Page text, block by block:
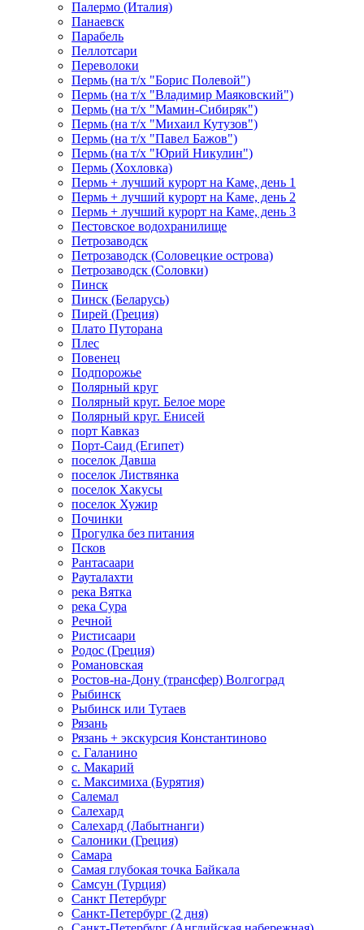
Палермо (Италия)
Панаевск
Парабель
Пеллотсари
Переволоки
Пермь (на т/х "Борис Полевой")
Пермь (на т/х "Владимир Маяковский")
Пермь (на т/х "Мамин-Сибиряк")
Пермь (на т/х "Михаил Кутузов")
Пермь (на т/х "Павел Бажов")
Пермь (на т/х "Юрий Никулин")
Пермь (Хохловка)
Пермь + лучший курорт на Каме, день 1
Пермь + лучший курорт на Каме, день 2
Пермь + лучший курорт на Каме, день 3
Пестовское водохранилище
Петрозаводск
Петрозаводск (Соловецкие острова)
Петрозаводск (Соловки)
Пинск
Пинск (Беларусь)
Пирей (Греция)
Плато Путорана
Плес
Повенец
Подпорожье
Полярный круг
Полярный круг. Белое море
Полярный круг. Енисей
порт Кавказ
Порт-Саид (Египет)
поселок Давша
поселок Листвянка
поселок Хакусы
поселок Хужир
Починки
Прогулка без питания
Псков
Рантасаари
Рауталахти
река Вятка
река Сура
Речной
Ристисаари
Родос (Греция)
Романовская
Ростов-на-Дону (трансфер) Волгоград
Рыбинск
Рыбинск или Тутаев
Рязань
Рязань + экскурсия Константиново
с. Галанино
с. Макарий
с. Максимиха (Бурятия)
Салемал
Салехард
Салехард (Лабытнанги)
Салоники (Греция)
Самара
Самая глубокая точка Байкала
Самсун (Турция)
Санкт Петербург
Санкт-Петербург (2 дня)